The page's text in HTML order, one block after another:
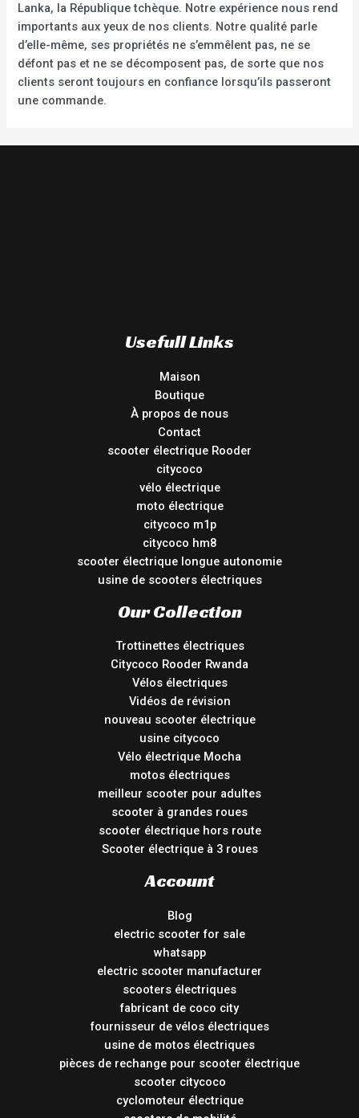
Lanka, la République tchèque. Notre expérience nous rend
importants aux yeux de nos clients. Notre qualité parle
d’elle-même, ses propriétés ne s’emmêlent pas, ne se
défont pas et ne se décomposent pas, de sorte que nos
clients seront toujours en confiance lorsqu’ils passeront
une commande.
Usefull Links
Maison
Boutique
À propos de nous
Contact
scooter électrique Rooder
citycoco
vélo électrique
moto électrique
citycoco m1p
citycoco hm8
scooter électrique longue autonomie
usine de scooters électriques
Our Collection
Trottinettes électriques
Citycoco Rooder Rwanda
Vélos électriques
Vidéos de révision
nouveau scooter électrique
usine citycoco
Vélo électrique Mocha
motos électriques
meilleur scooter pour adultes
scooter à grandes roues
scooter électrique hors route
Scooter électrique à 3 roues
Account
Blog
electric scooter for sale
whatsapp
electric scooter manufacturer
scooters électriques
fabricant de coco city
fournisseur de vélos électriques
usine de motos électriques
pièces de rechange pour scooter électrique
scooter citycoco
cyclomoteur électrique